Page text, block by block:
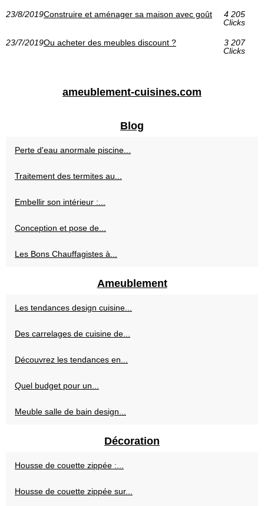
23/8/2019Construire et aménager sa maison avec goût
4 205
Clicks
23/7/2019Ou acheter des meubles discount ?
3 207
Clicks
ameublement-cuisines.com
Blog
Perte d'eau anormale piscine...
Traitement des termites au...
Embellir son intérieur :...
Conception et pose de...
Les Bons Chauffagistes à...
Ameublement
Les tendances design cuisine...
Des carrelages de cuisine de...
Découvrez les tendances en...
Quel budget pour un...
Meuble salle de bain design...
Décoration
Housse de couette zippée :...
Housse de couette zippée sur...